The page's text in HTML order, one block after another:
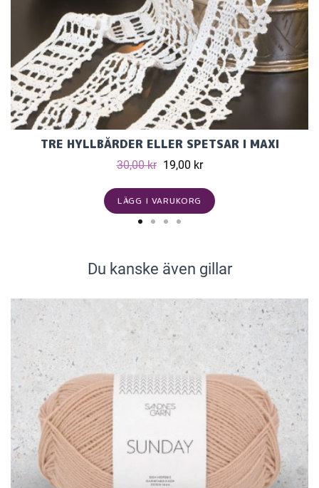
TRE HYLLBÅRDER ELLER SPETSAR I MAXI
30,00 kr 19,00 kr
LÄGG I VARUKORG
Du kanske även gillar